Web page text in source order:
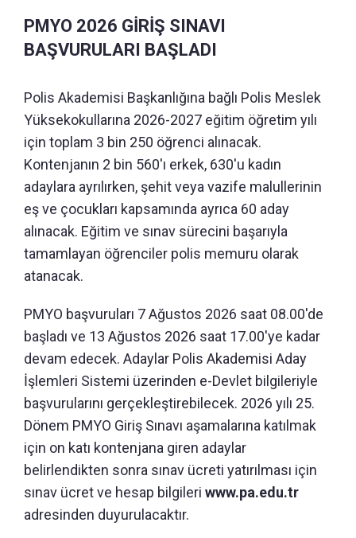
PMYO 2026 GİRİŞ SINAVI
BAŞVURULARI BAŞLADI
Polis Akademisi Başkanlığına bağlı Polis Meslek
Yüksekokullarına 2026-2027 eğitim öğretim yılı
için toplam 3 bin 250 öğrenci alınacak.
Kontenjanın 2 bin 560'ı erkek, 630'u kadın
adaylara ayrılırken, şehit veya vazife malullerinin
eş ve çocukları kapsamında ayrıca 60 aday
alınacak. Eğitim ve sınav sürecini başarıyla
tamamlayan öğrenciler polis memuru olarak
atanacak.
PMYO başvuruları 7 Ağustos 2026 saat 08.00'de
başladı ve 13 Ağustos 2026 saat 17.00'ye kadar
devam edecek. Adaylar Polis Akademisi Aday
İşlemleri Sistemi üzerinden e-Devlet bilgileriyle
başvurularını gerçekleştirebilecek. 2026 yılı 25.
Dönem PMYO Giriş Sınavı aşamalarına katılmak
için on katı kontenjana giren adaylar
belirlendikten sonra sınav ücreti yatırılması için
sınav ücret ve hesap bilgileri www.pa.edu.tr
adresinden duyurulacaktır.